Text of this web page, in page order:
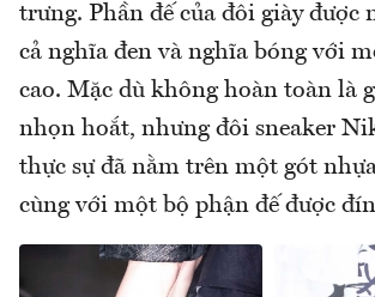
trưng. Phần đế của đôi giày được
cả nghĩa đen và nghĩa bóng với
cao. Mặc dù không hoàn toàn là
nhọn hoắt, nhưng đôi sneaker
thực sự đã nằm trên một gót
cùng với một bộ phận đế được